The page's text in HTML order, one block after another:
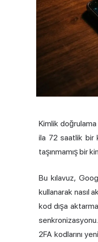
Kimlik
ila 72 saatlik bir
taşınmamış bir
Bu kılavuz,
kullanarak nasıl
kod dışa
2FA kodlarını